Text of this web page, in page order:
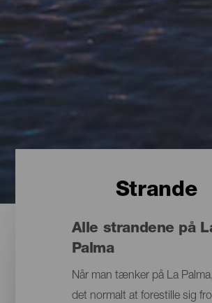
Strande
Alle strandene på
Palma
Når man tænker på La
det normalt at forestille sig